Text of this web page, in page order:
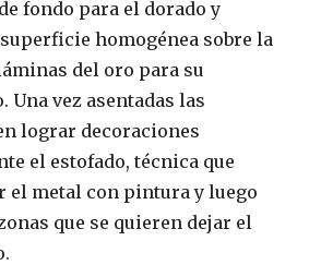
fondo para el dorado y
homogénea sobre la
del oro para su
vez asentadas las
lograr decoraciones
el estofado, técnica que
el metal con pintura y luego
que se quieren dejar el